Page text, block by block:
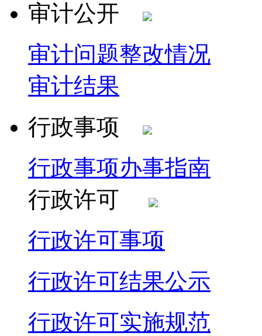
审计公开
审计问题整改情况
审计结果
行政事项
行政事项办事指南
行政许可
行政许可事项
行政许可结果公示
行政许可实施规范